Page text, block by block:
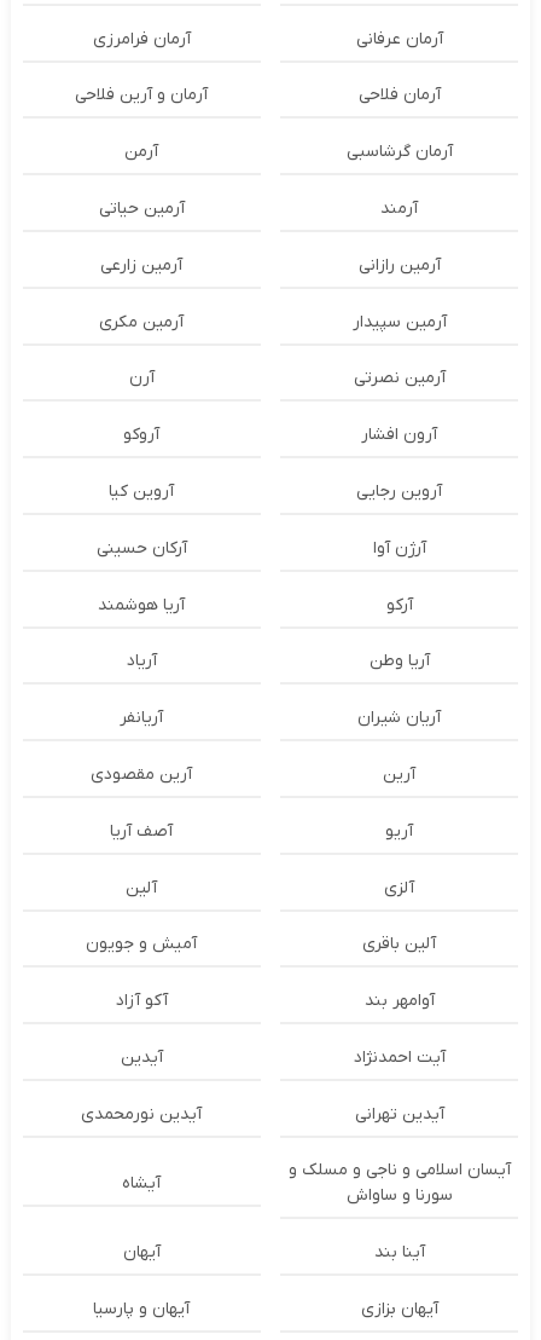
آرمان عرفانی آرمان فرامرزی
آرمان فلاحی آرمان و آرین فلاحی
آرمان گرشاسبی آرمن
آرمند آرمین حیاتی
آرمین رازانی آرمین زارعی
آرمین سپیدار آرمین مکری
آرمین نصرتی آرن
آرون افشار آروکو
آروین رجایی آروین کیا
آرژن آوا آرکان حسینی
آرکو آریا هوشمند
آریا وطن آریاد
آریان شیران آریانفر
آرین آرین مقصودی
آریو آصف آریا
آلزی آلین
آلین باقری آمیش و جویون
آوامهر بند آکو آزاد
آیت احمدنژاد آیدین
آیدین تهرانی آیدین نورمحمدی
آیسان اسلامی و ناجی و مسلک و
سورنا و ساواش
آیشاه
آینا بند آیهان
آیهان بزازی آیهان و پارسیا